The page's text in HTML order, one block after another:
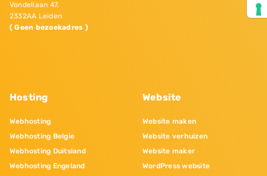
Vondellaan 47,
2332AA Leiden
( Geen bezoekadres )
Hosting
Webhosting
Webhosting Belgie
Webhosting Duitsland
Webhosting Engeland
Website
Website maken
Website verhuizen
Website maker
WordPress website